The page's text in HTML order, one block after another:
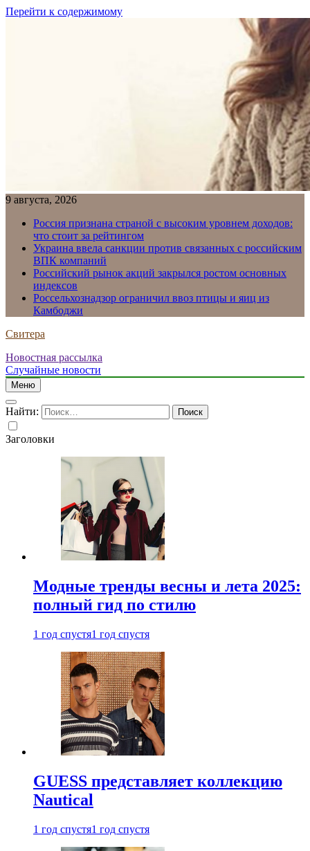
Перейти к содержимому
9 августа, 2026
Россия признана страной с высоким уровнем доходов:
что стоит за рейтингом
Украина ввела санкции против связанных с российским
ВПК компаний
Российский рынок акций закрылся ростом основных
индексов
Россельхознадзор ограничил ввоз птицы и яиц из
Камбоджи
Свитера
Новостная рассылка
Случайные новости
Меню
Найти:
Заголовки
Модные тренды весны и лета 2025:
полный гид по стилю
1 год спустя1 год спустя
GUESS представляет коллекцию
Nautical
1 год спустя1 год спустя